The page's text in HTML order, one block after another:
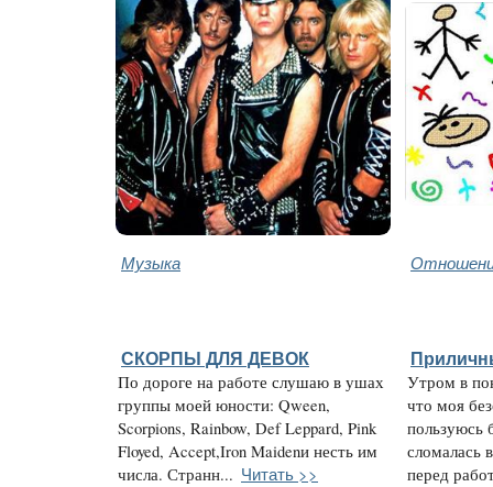
Музыка
СКОРПЫ ДЛЯ ДЕВОК
По дороге на работе слушаю в ушах
группы моей юности: Qween,
Scorpions, Rainbow, Def Leppard, Pink
Floyed, Accept,Iron Maidenи несть им
числа. Странн... Читать >>
Утром в
что моя
пользуюсь
сломалась
перед